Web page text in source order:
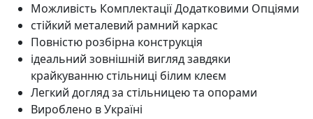
Можливість Комплектації Додатковими Опціями
стійкий металевий рамний каркас
Повністю розбірна конструкція
ідеальний зовнішній вигляд завдяки
крайкуванню стільниці білим клеєм
Легкий догляд за стільницею та опорами
Вироблено в Україні